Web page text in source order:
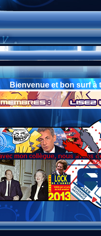
Bienvenue et bon surf à